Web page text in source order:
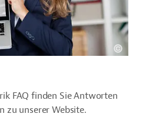
FAQ finden Sie Antworten
zu unserer Website.